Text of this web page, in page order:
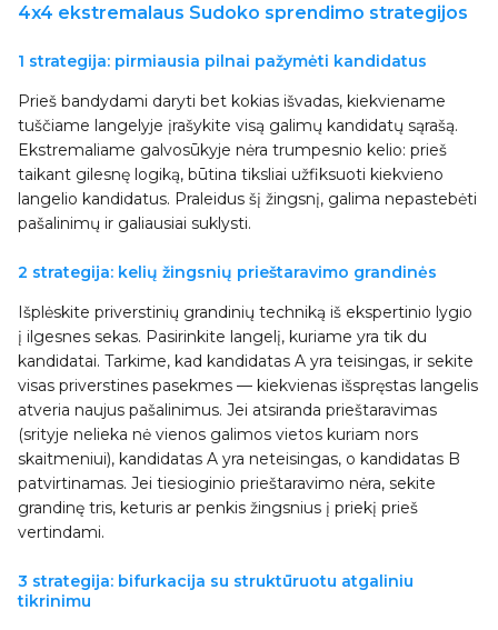
4x4 ekstremalaus Sudoko sprendimo strategijos
1 strategija: pirmiausia pilnai pažymėti kandidatus
Prieš bandydami daryti bet kokias išvadas, kiekviename
tuščiame langelyje įrašykite visą galimų kandidatų sąrašą.
Ekstremaliame galvosūkyje nėra trumpesnio kelio: prieš
taikant gilesnę logiką, būtina tiksliai užfiksuoti kiekvieno
langelio kandidatus. Praleidus šį žingsnį, galima nepastebėti
pašalinimų ir galiausiai suklysti.
2 strategija: kelių žingsnių prieštaravimo grandinės
Išplėskite priverstinių grandinių techniką iš ekspertinio lygio
į ilgesnes sekas. Pasirinkite langelį, kuriame yra tik du
kandidatai. Tarkime, kad kandidatas A yra teisingas, ir sekite
visas priverstines pasekmes — kiekvienas išspręstas langelis
atveria naujus pašalinimus. Jei atsiranda prieštaravimas
(srityje nelieka nė vienos galimos vietos kuriam nors
skaitmeniui), kandidatas A yra neteisingas, o kandidatas B
patvirtinamas. Jei tiesioginio prieštaravimo nėra, sekite
grandinę tris, keturis ar penkis žingsnius į priekį prieš
vertindami.
3 strategija: bifurkacija su struktūruotu atgaliniu
tikrinimu